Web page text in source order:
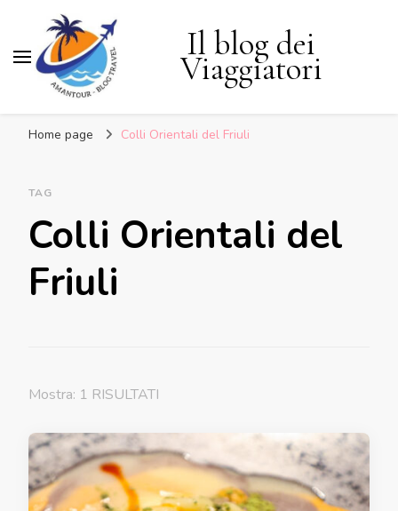
Il blog dei
Viaggiatori
Home page Colli Orientali del Friuli
TAG
Colli Orientali del
Friuli
Mostra: 1 RISULTATI